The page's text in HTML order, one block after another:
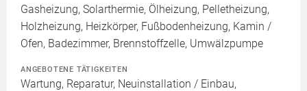
Gasheizung, Solarthermie, Ölheizung, Pelletheizung,
Holzheizung, Heizkörper, Fußbodenheizung, Kamin /
Ofen, Badezimmer, Brennstoffzelle, Umwälzpumpe
ANGEBOTENE TÄTIGKEITEN
Wartung, Reparatur, Neuinstallation / Einbau,